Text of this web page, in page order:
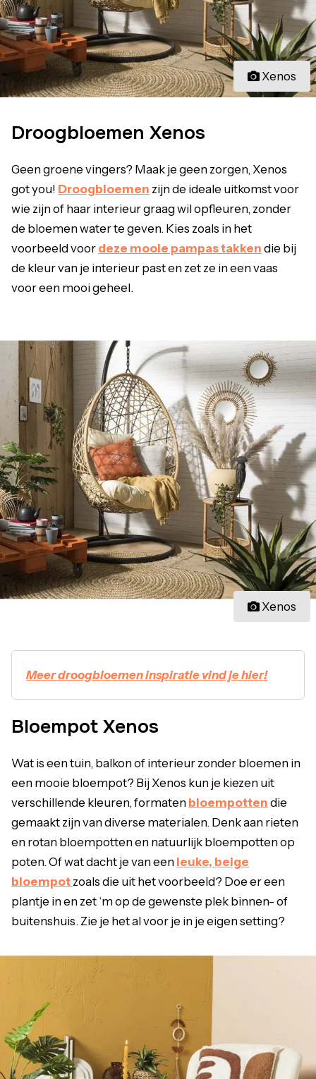
Xenos
Droogbloemen Xenos
Geen groene vingers? Maak je geen zorgen, Xenos
got you! Droogbloemen zijn de ideale uitkomst voor
wie zijn of haar interieur graag wil opfleuren, zonder
de bloemen water te geven. Kies zoals in het
voorbeeld voor deze mooie pampas takken die bij
de kleur van je interieur past en zet ze in een vaas
voor een mooi geheel.
Xenos
Meer droogbloemen inspiratie vind je hier!
Bloempot Xenos
Wat is een tuin, balkon of interieur zonder bloemen in
een mooie bloempot? Bij Xenos kun je kiezen uit
verschillende kleuren, formaten bloempotten die
gemaakt zijn van diverse materialen. Denk aan rieten
en rotan bloempotten en natuurlijk bloempotten op
poten. Of wat dacht je van een leuke, beige
bloempot zoals die uit het voorbeeld? Doe er een
plantje in en zet ‘m op de gewenste plek binnen- of
buitenshuis. Zie je het al voor je in je eigen setting?